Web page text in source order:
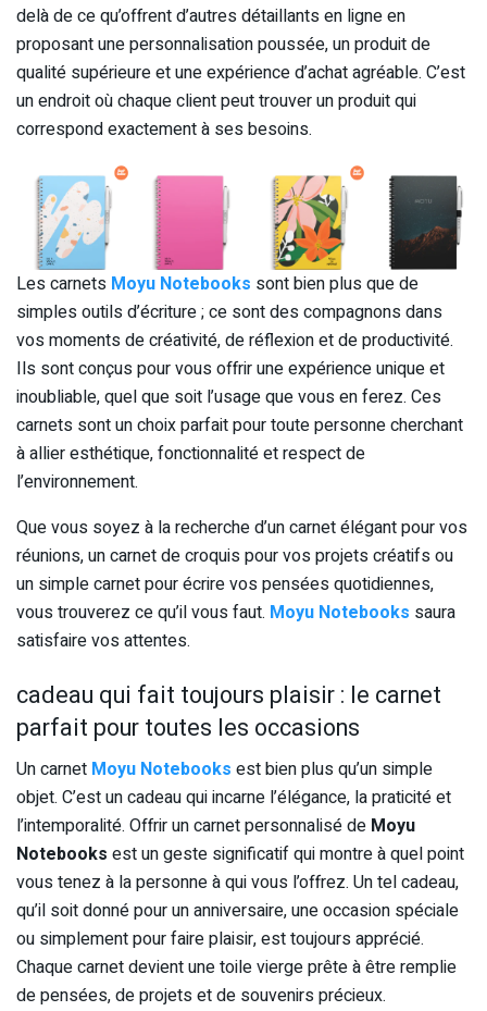
delà de ce qu’offrent d’autres détaillants en ligne en
proposant une personnalisation poussée, un produit de
qualité supérieure et une expérience d’achat agréable. C’est
un endroit où chaque client peut trouver un produit qui
correspond exactement à ses besoins.
Les carnets Moyu Notebooks sont bien plus que de
simples outils d’écriture ; ce sont des compagnons dans
vos moments de créativité, de réflexion et de productivité.
Ils sont conçus pour vous offrir une expérience unique et
inoubliable, quel que soit l’usage que vous en ferez. Ces
carnets sont un choix parfait pour toute personne cherchant
à allier esthétique, fonctionnalité et respect de
l’environnement.
Que vous soyez à la recherche d’un carnet élégant pour vos
réunions, un carnet de croquis pour vos projets créatifs ou
un simple carnet pour écrire vos pensées quotidiennes,
vous trouverez ce qu’il vous faut. Moyu Notebooks saura
satisfaire vos attentes.
cadeau qui fait toujours plaisir : le carnet
parfait pour toutes les occasions
Un carnet Moyu Notebooks est bien plus qu’un simple
objet. C’est un cadeau qui incarne l’élégance, la praticité et
l’intemporalité. Offrir un carnet personnalisé de Moyu
Notebooks est un geste significatif qui montre à quel point
vous tenez à la personne à qui vous l’offrez. Un tel cadeau,
qu’il soit donné pour un anniversaire, une occasion spéciale
ou simplement pour faire plaisir, est toujours apprécié.
Chaque carnet devient une toile vierge prête à être remplie
de pensées, de projets et de souvenirs précieux.